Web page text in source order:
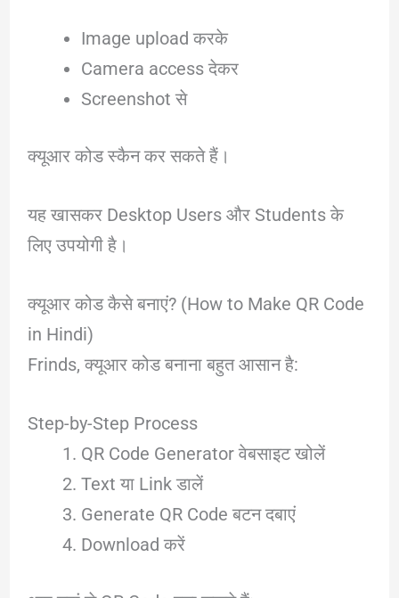
Image upload करके
Camera access देकर
Screenshot से
क्यूआर कोड स्कैन कर सकते हैं।
यह खासकर Desktop Users और Students के
लिए उपयोगी है।
क्यूआर कोड कैसे बनाएं? (How to Make QR Code
in Hindi)
Frinds, क्यूआर कोड बनाना बहुत आसान है:
Step-by-Step Process
QR Code Generator वेबसाइट खोलें
Text या Link डालें
Generate QR Code बटन दबाएं
Download करें